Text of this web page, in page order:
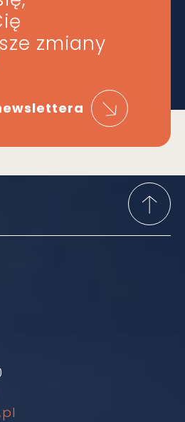
zmiany